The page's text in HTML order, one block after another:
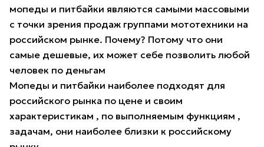
мопеды и питбайки являются самыми массовыми
с точки зрения продаж группами мототехники на
российском рынке. Почему? Потому что они
самые дешевые, их может себе позволить любой
человек по деньгам
Мопеды и питбайки наиболее подходят для
российского рынка по цене и своим
характеристикам , по выполняемым функциям ,
задачам, они наиболее близки к российскому